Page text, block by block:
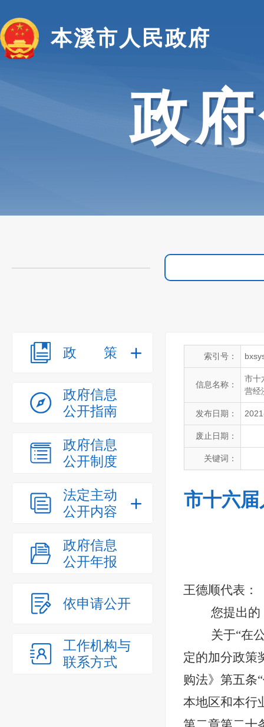
本溪市人民政府
政
政策
政府信息
公开指南
政府信息
公开制度
法定主动
公开内容
政府信息
公开年报
依申请公开
工作机构与
联系方式
索引号：
信息名称：
市十
营经
发布日期：
废止日期：
关键词：
市十六
王德顺代表：
您提出的
关于“在
定的加分政策
购法》第五条
本地区和本行